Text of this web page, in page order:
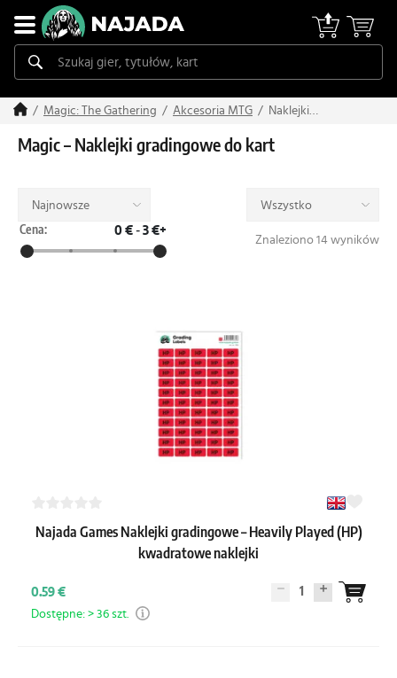
Magic: The Gathering Akcesoria MTG
Naklejki
Magic – Naklejki gradingowe do kart
Najnowsze
Wszystko
Cena:
0 € - 3 €+
Znaleziono 14 wyników
Najada Games Naklejki gradingowe – Heavily Played (HP)
kwadratowe naklejki
0.59 € 1
Dostępne: > 36 szt.